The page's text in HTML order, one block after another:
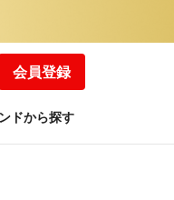
会員登録
ドから探す